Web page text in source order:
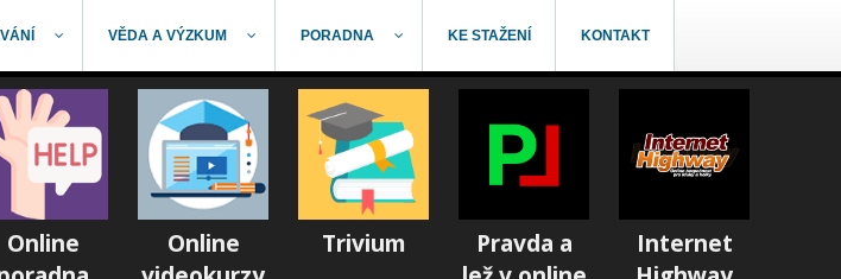
VĚDA A VÝZKUM PORADNA KE STAŽENÍ KONTAKT
Online
Online
Trivium
Pravda a
Internet